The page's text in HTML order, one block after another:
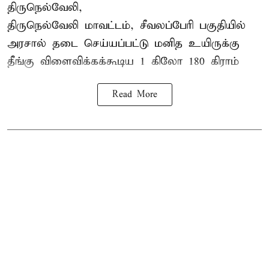
திருநெல்வேலி,
திருநெல்வேலி மாவட்டம், சீவலப்பேரி பகுதியில்
அரசால் தடை செய்யப்பட்டு மனித உயிருக்கு
தீங்கு விளைவிக்கக்கூடிய 1 கிலோ 180 கிராம்
Read More